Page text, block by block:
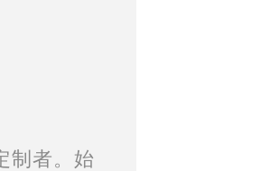
制者。始